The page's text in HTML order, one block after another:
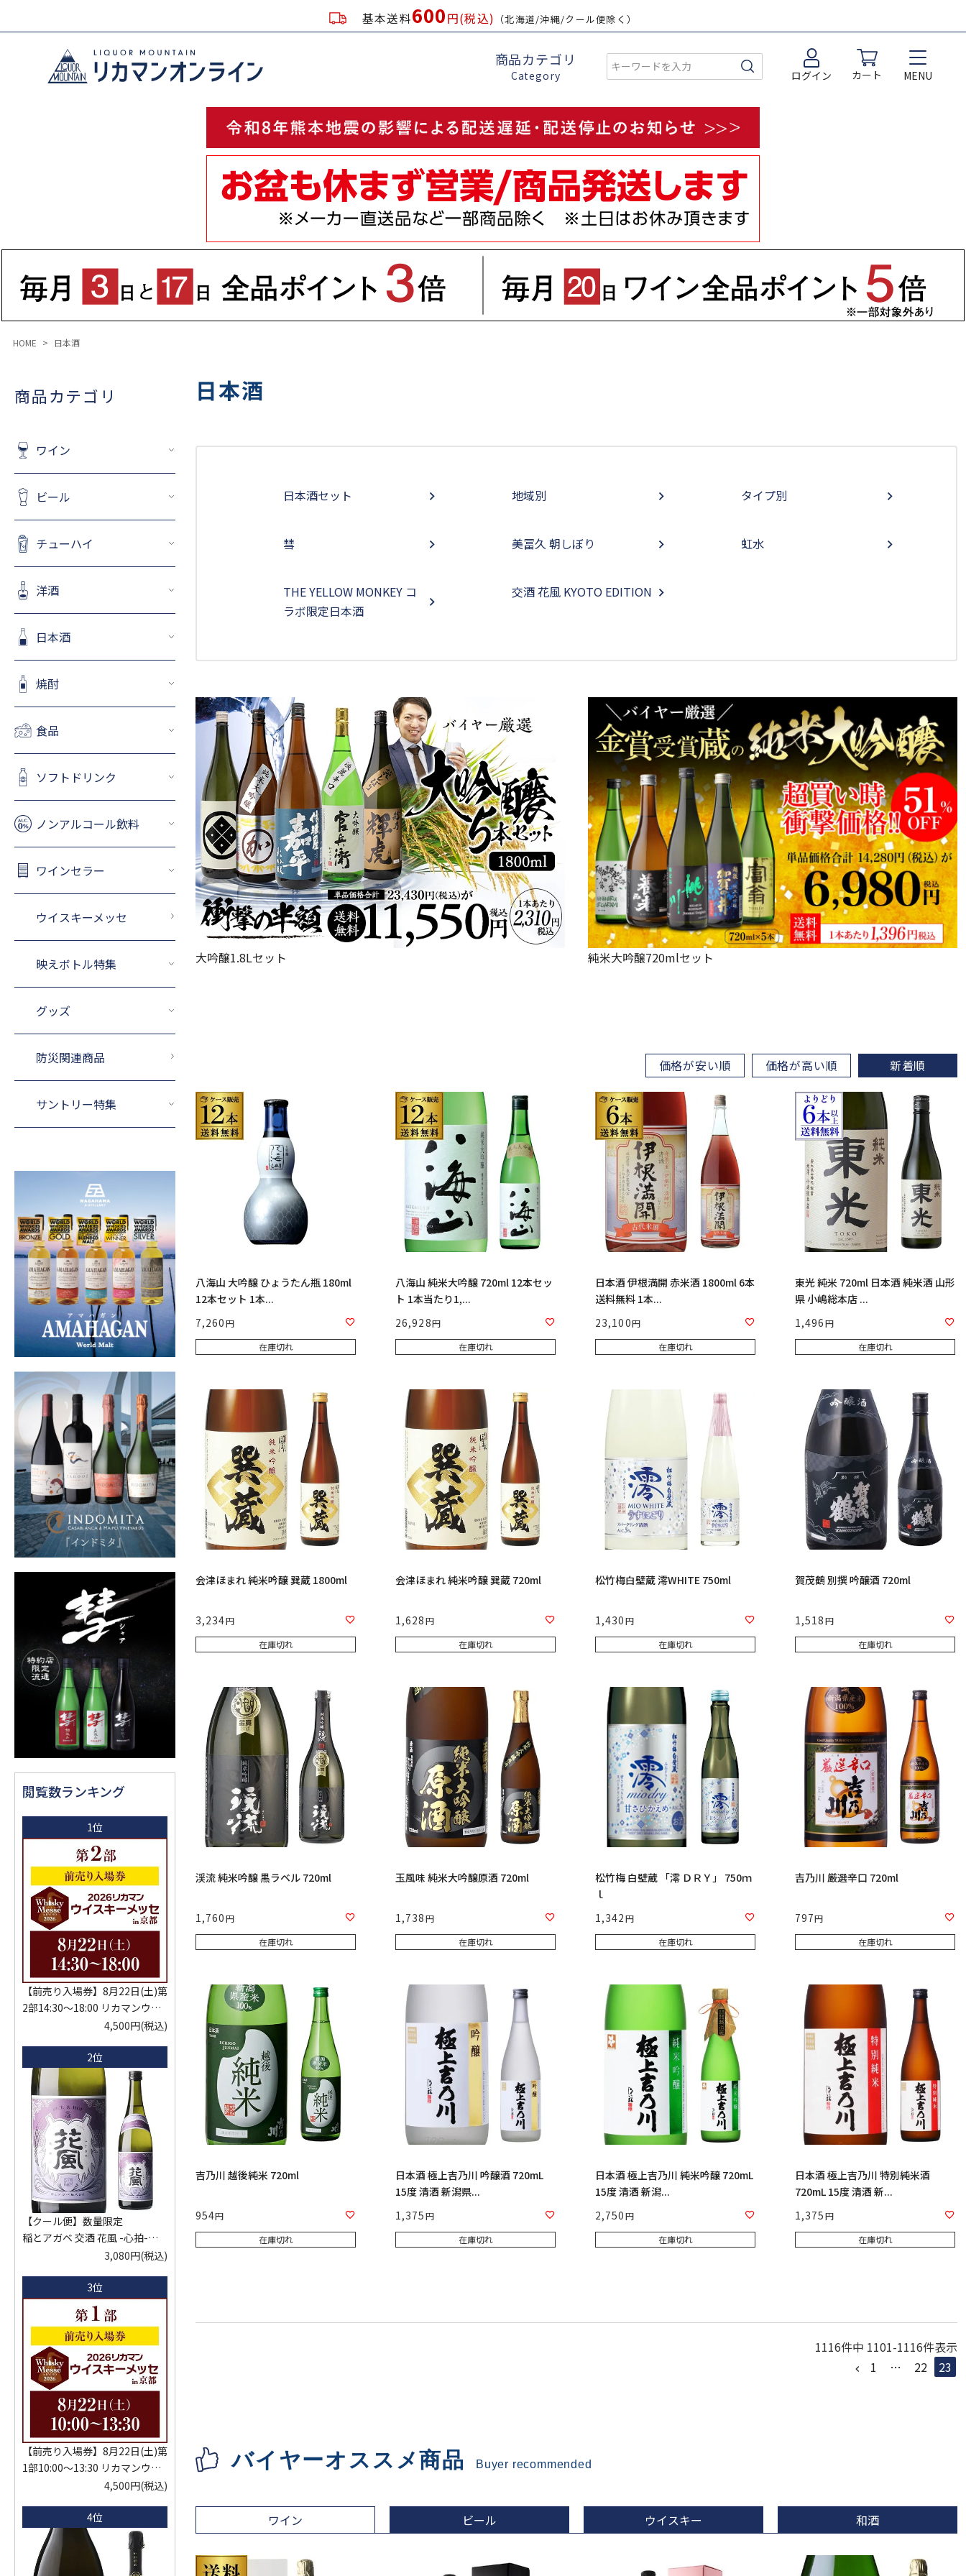
基本送料600円(税込) （北海道/沖縄/クール便除く）
商品カテゴリ
Category ログイン カート MENU
HOME 日本酒
商品カテゴリ
ワイン
ビール
チューハイ
洋酒
日本酒
焼酎
食品
ソフトドリンク
ノンアルコール飲料
ワインセラー
ウイスキーメッセ
映えボトル特集
グッズ
防災関連商品
サントリー特集
閲覧数ランキング
1位
【前売り入場券】8月22日(土)第
2部14:30～18:00 リカマンウイ
スキーメッセ in京都 2026 1枚
中旬】にメールにて配信予定
※代引き決済不可
4,500円(税込)
2位
【クール便】数量限定
稲とアガベ 交酒 花風 -心拍-
KYOTO EDITION 720ml こうし
サケ 秋田県 男鹿市
3,080円(税込)
3位
【前売り入場券】8月22日(土)第
1部10:00～13:30 リカマンウイ
スキーメッセ in京都 2026 1枚
中旬】にメールにて配信予定
※代引き決済不可
4,500円(税込)
4位
日本酒
日本酒セット 地域別 タイプ別
彗 美冨久 朝しぼり 虹水
THE YELLOW MONKEY コ
ラボ限定日本酒
交酒 花風 KYOTO EDITION
大吟醸1.8Lセット 純米大吟醸720mlセット
価格が安い順 価格が高い順 新着順
八海山 大吟醸 ひょうたん瓶 180ml
12本セット 1本...
7,260
在庫切れ
八海山 純米大吟醸 720ml 12本セッ
ト 1本当たり1,...
26,928
在庫切れ
日本酒 伊根満開 赤米酒 1800ml 6本
送料無料 1本...
23,100
在庫切れ
東光 純米 720ml 日本酒 純米酒 山形
県 小嶋総本店 ...
1,496
在庫切れ
会津ほまれ 純米吟醸 巽蔵 1800ml
3,234
在庫切れ
会津ほまれ 純米吟醸 巽蔵 720ml
1,628
在庫切れ
松竹梅白壁蔵 澪WHITE 750ml
1,430
在庫切れ
賀茂鶴 別撰 吟醸酒 720ml
1,518
在庫切れ
渓流 純米吟醸 黒ラベル 720ml
1,760
在庫切れ
玉風味 純米大吟醸原酒 720ml
1,738
在庫切れ
松竹梅 白壁蔵 「澪 ＤＲＹ」 750ｍ
ｌ
1,342
在庫切れ
吉乃川 厳選辛口 720ml
797
在庫切れ
吉乃川 越後純米 720ml
954
在庫切れ
日本酒 極上吉乃川 吟醸酒 720mL
15度 清酒 新潟県...
1,375
在庫切れ
日本酒 極上吉乃川 純米吟醸 720mL
15度 清酒 新潟...
2,750
在庫切れ
日本酒 極上吉乃川 特別純米酒
720mL 15度 清酒 新...
1,375
在庫切れ
1116件中 1101-1116件表示
1
… 22 23
バイヤーオススメ商品 Buyer recommended
ワイン ビール ウイスキー 和酒